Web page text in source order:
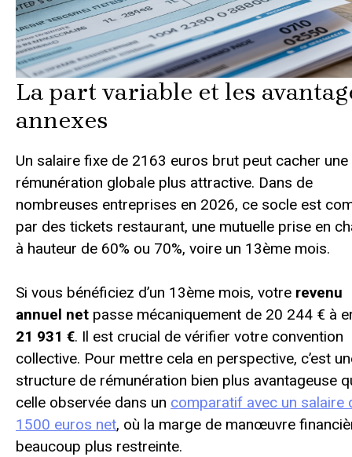
La part variable et les
annexes
Un salaire fixe de 2163 euros brut peut cacher une
rémunération globale plus attractive. Dans de
nombreuses entreprises en 2026, ce socle est
par des tickets restaurant, une mutuelle prise en
à hauteur de 60% ou 70%, voire un 13ème mois.
Si vous bénéficiez d’un 13ème mois, votre revenu
annuel net passe mécaniquement de 20 244 € à
21 931 €. Il est crucial de vérifier votre convention
collective. Pour mettre cela en perspective, c’est
structure de rémunération bien plus avantageuse
celle observée dans un comparatif avec un salaire
1500 euros net, où la marge de manœuvre
beaucoup plus restreinte.